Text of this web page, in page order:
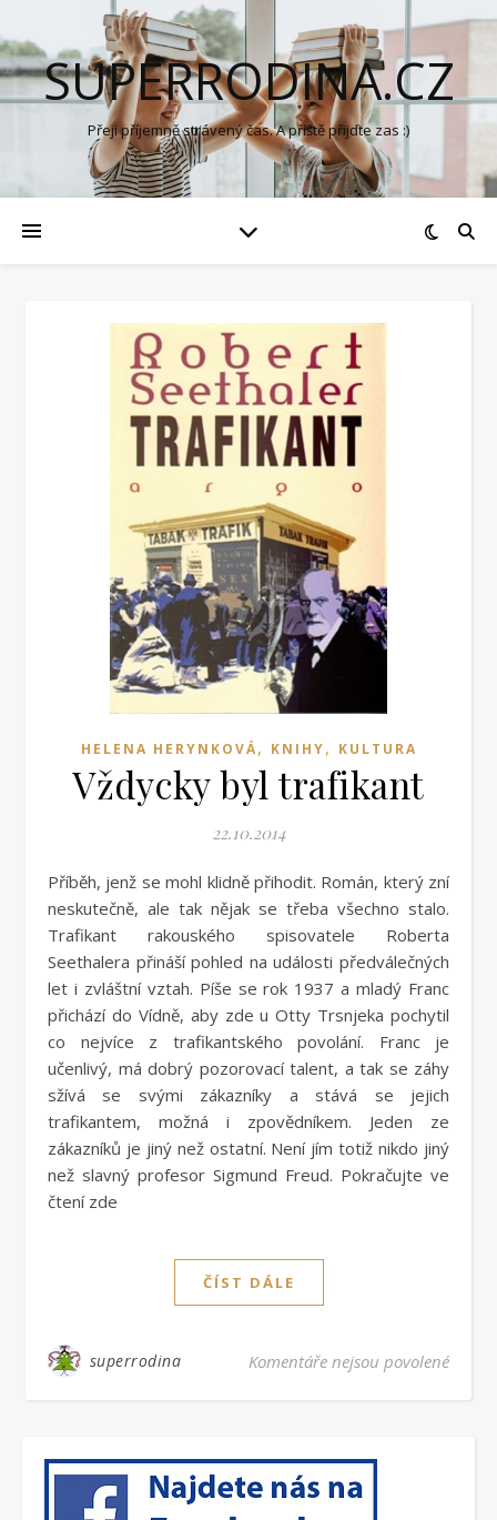
SUPERRODINA.CZ
Přeji příjemně strávený čas. A příště přijďte zas :)
HELENA HERYNKOVÁ, KNIHY, KULTURA
Vždycky byl trafikant
22.10.2014
Příběh, jenž se mohl klidně přihodit. Román, který zní
neskutečně, ale tak nějak se třeba všechno stalo.
Trafikant rakouského spisovatele Roberta
Seethalera přináší pohled na události předválečných
let i zvláštní vztah. Píše se rok 1937 a mladý Franc
přichází do Vídně, aby zde u Otty Trsnjeka pochytil
co nejvíce z trafikantského povolání. Franc je
učenlivý, má dobrý pozorovací talent, a tak se záhy
sžívá se svými zákazníky a stává se jejich
trafikantem, možná i zpovědníkem. Jeden ze
zákazníků je jiný než ostatní. Není jím totiž nikdo jiný
než slavný profesor Sigmund Freud. Pokračujte ve
čtení zde
ČÍST DÁLE
superrodina Komentáře nejsou povolenéu